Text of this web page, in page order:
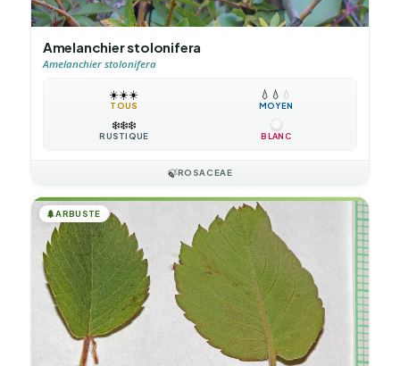
Amelanchier stolonifera
Amelanchier stolonifera
☀️☀️☀️
TOUS
💧 💧 💧
MOYEN
❄️❄️❄️
RUSTIQUE BLANC
🍃ROSACEAE
🌲ARBUSTE